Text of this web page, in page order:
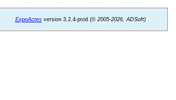
ExpoActesversion 3.2.4-prod (©2005-2026, ADSoft)